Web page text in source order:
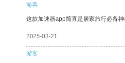
游客
这款加速器app简直是居家旅行必备
2025-03-21
游客